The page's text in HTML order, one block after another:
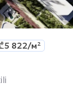
5 822/м²